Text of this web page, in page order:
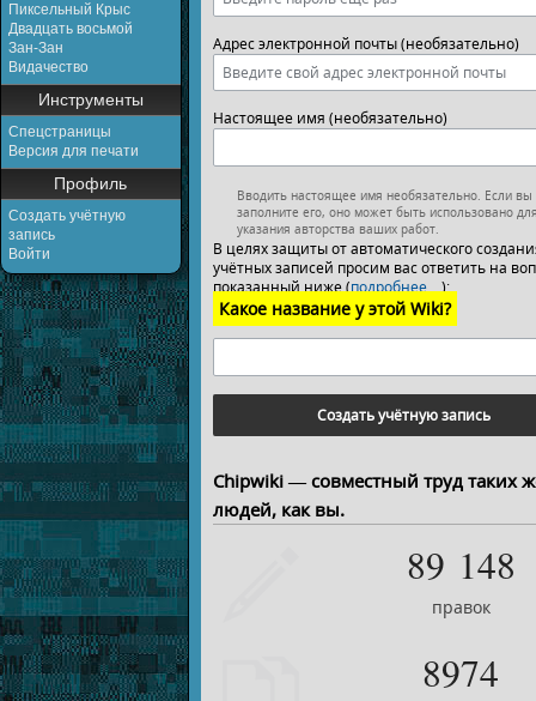
Пиксельный Крыс
Двадцать восьмой
Зан-Зан
Видачество
Инструменты
Спецстраницы
Версия для печати
Профиль
Создать учётную
запись
Войти
Адрес электронной почты (необязательно)
Настоящее имя (необязательно)
Вводить настоящее имя необязательно. Если вы
заполните его, оно может быть использовано
указания авторства ваших работ.
В целях защиты от автоматического
учётных записей просим вас ответить на
показанный ниже (подробнее…):
Какое название у этой Wiki?
Создать учётную запись
Chipwiki — совместный труд таких
людей, как вы.
89 148
правок
8974